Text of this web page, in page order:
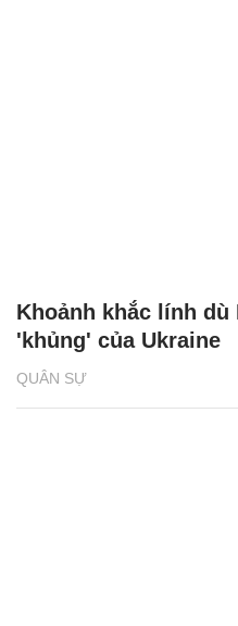
QUÂN SỰ
Khoảnh khắc lính dù
'khủng' của Ukraine